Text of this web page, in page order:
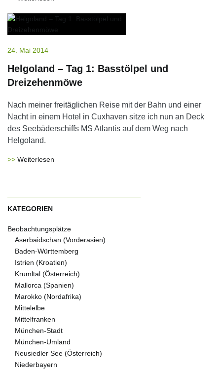
24. Mai 2014
Helgoland – Tag 1: Basstölpel und
Dreizehenmöwe
Nach meiner freitäglichen Reise mit der Bahn und einer
Nacht in einem Hotel in Cuxhaven sitze ich nun an Deck
des Seebäderschiffs MS Atlantis auf dem Weg nach
Helgoland.
Weiterlesen
KATEGORIEN
Beobachtungsplätze
Aserbaidschan (Vorderasien)
Baden-Württemberg
Istrien (Kroatien)
Krumltal (Österreich)
Mallorca (Spanien)
Marokko (Nordafrika)
Mittelelbe
Mittelfranken
München-Stadt
München-Umland
Neusiedler See (Österreich)
Niederbayern